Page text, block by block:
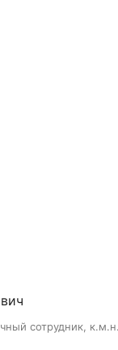
сотрудник, к.м.н.